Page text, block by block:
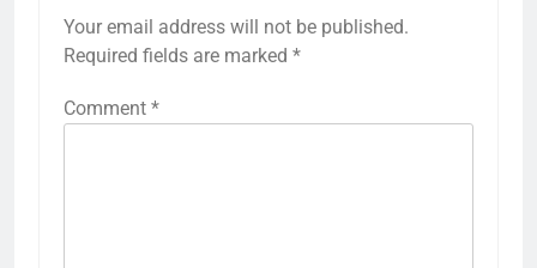
Your email address will not be published.
Required fields are marked *
Comment *